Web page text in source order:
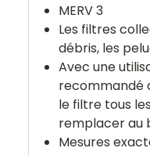
MERV 3
Les filtres
débris, les
Avec une
recommandé
le filtre tous
remplacer au
Mesures